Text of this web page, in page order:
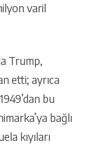
varil
Trump,
etti; ayrıca
bu
bağlı
kıyıları